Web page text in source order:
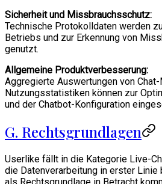
Sicherheit und Missbrauchsschutz:
Technische Protokolldaten werden
Betriebs und zur Erkennung von
genutzt.
Allgemeine Produktverbesserung:
Aggregierte Auswertungen von
Nutzungsstatistiken können zur
und der Chatbot-Konfiguration
G. Rechtsgrundlagen
Userlike fällt in die Kategorie Live-
die Datenverarbeitung in erster